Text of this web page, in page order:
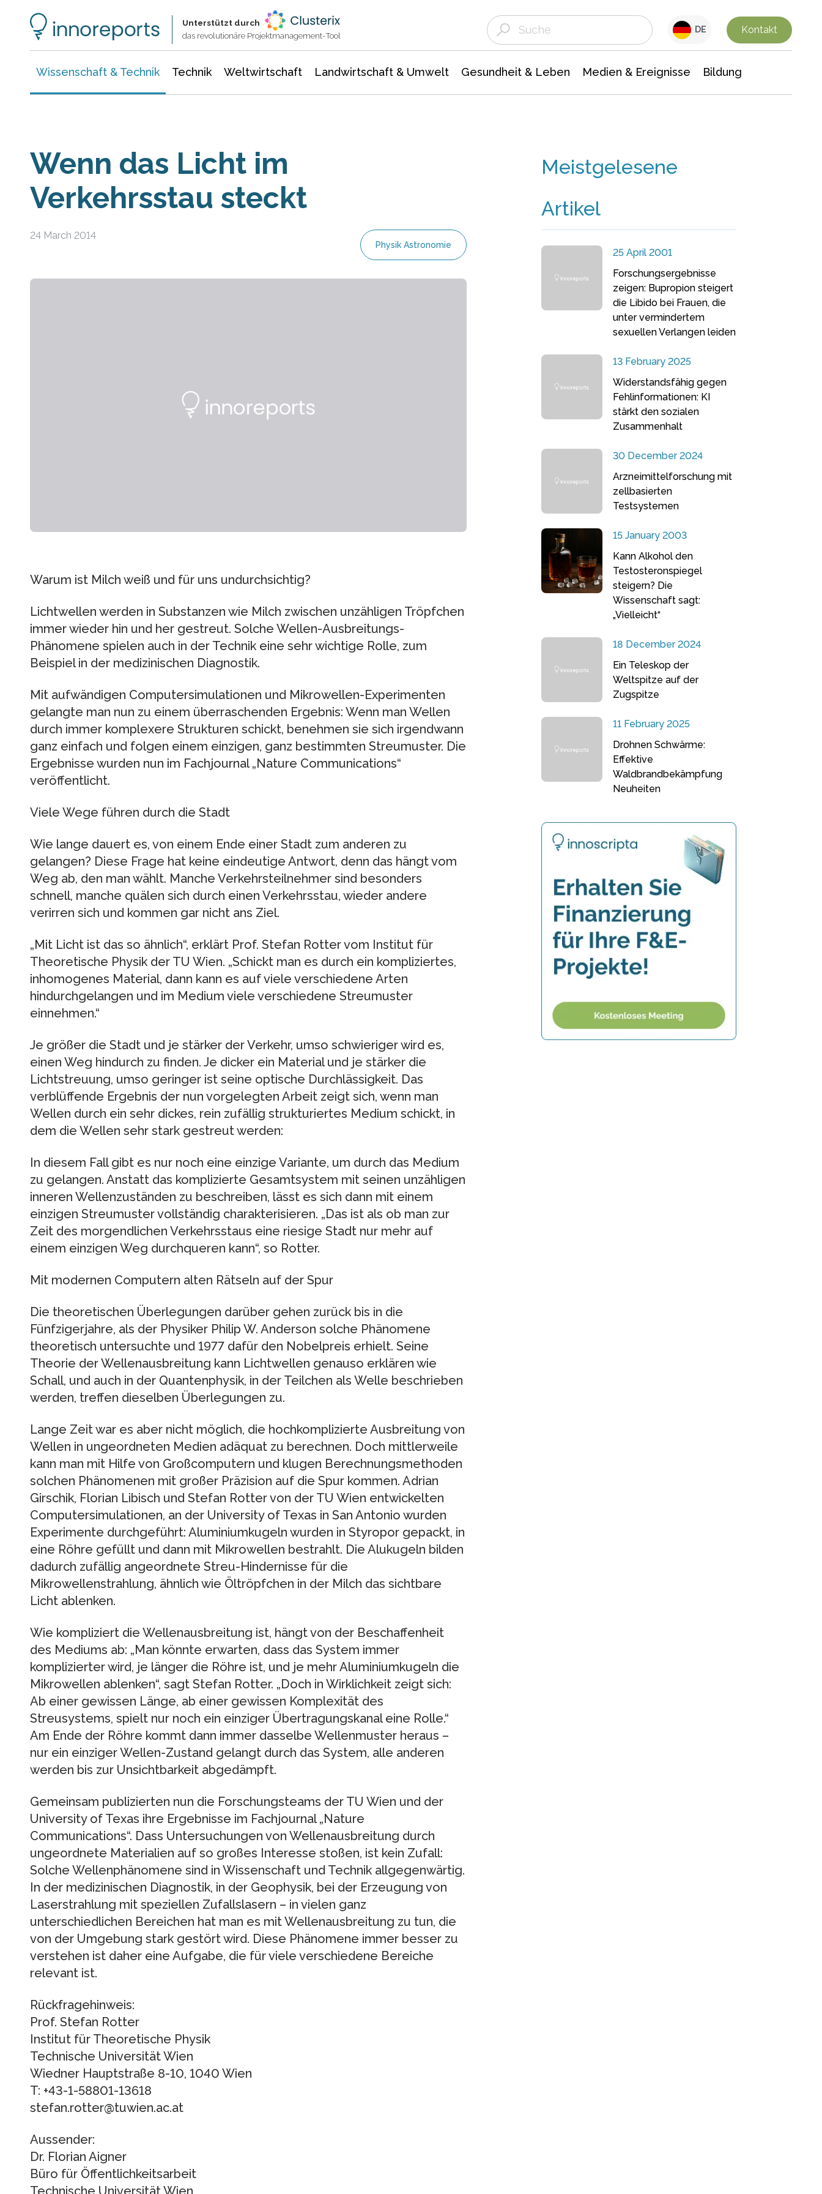
Unterstützt durch
das revolutionäre Projektmanagement-Tool
DE Kontakt
Wissenschaft & Technik Technik Weltwirtschaft Landwirtschaft & Umwelt Gesundheit & Leben Medien & Ereignisse Bildung
Wenn das Licht im
Verkehrsstau steckt
24 March 2014
Physik Astronomie
Warum ist Milch weiß und für uns undurchsichtig?
Lichtwellen werden in Substanzen wie Milch zwischen unzähligen Tröpfchen
immer wieder hin und her gestreut. Solche Wellen-Ausbreitungs-
Phänomene spielen auch in der Technik eine sehr wichtige Rolle, zum
Beispiel in der medizinischen Diagnostik.
Mit aufwändigen Computersimulationen und Mikrowellen-Experimenten
gelangte man nun zu einem überraschenden Ergebnis: Wenn man Wellen
durch immer komplexere Strukturen schickt, benehmen sie sich irgendwann
ganz einfach und folgen einem einzigen, ganz bestimmten Streumuster. Die
Ergebnisse wurden nun im Fachjournal „Nature Communications“
veröffentlicht.
Viele Wege führen durch die Stadt
Wie lange dauert es, von einem Ende einer Stadt zum anderen zu
gelangen? Diese Frage hat keine eindeutige Antwort, denn das hängt vom
Weg ab, den man wählt. Manche Verkehrsteilnehmer sind besonders
schnell, manche quälen sich durch einen Verkehrsstau, wieder andere
verirren sich und kommen gar nicht ans Ziel.
„Mit Licht ist das so ähnlich“, erklärt Prof. Stefan Rotter vom Institut für
Theoretische Physik der TU Wien. „Schickt man es durch ein kompliziertes,
inhomogenes Material, dann kann es auf viele verschiedene Arten
hindurchgelangen und im Medium viele verschiedene Streumuster
einnehmen.“
Je größer die Stadt und je stärker der Verkehr, umso schwieriger wird es,
einen Weg hindurch zu finden. Je dicker ein Material und je stärker die
Lichtstreuung, umso geringer ist seine optische Durchlässigkeit. Das
verblüffende Ergebnis der nun vorgelegten Arbeit zeigt sich, wenn man
Wellen durch ein sehr dickes, rein zufällig strukturiertes Medium schickt, in
dem die Wellen sehr stark gestreut werden:
In diesem Fall gibt es nur noch eine einzige Variante, um durch das Medium
zu gelangen. Anstatt das komplizierte Gesamtsystem mit seinen unzähligen
inneren Wellenzuständen zu beschreiben, lässt es sich dann mit einem
einzigen Streumuster vollständig charakterisieren. „Das ist als ob man zur
Zeit des morgendlichen Verkehrsstaus eine riesige Stadt nur mehr auf
einem einzigen Weg durchqueren kann“, so Rotter.
Mit modernen Computern alten Rätseln auf der Spur
Die theoretischen Überlegungen darüber gehen zurück bis in die
Fünfzigerjahre, als der Physiker Philip W. Anderson solche Phänomene
theoretisch untersuchte und 1977 dafür den Nobelpreis erhielt. Seine
Theorie der Wellenausbreitung kann Lichtwellen genauso erklären wie
Schall, und auch in der Quantenphysik, in der Teilchen als Welle beschrieben
werden, treffen dieselben Überlegungen zu.
Lange Zeit war es aber nicht möglich, die hochkomplizierte Ausbreitung von
Wellen in ungeordneten Medien adäquat zu berechnen. Doch mittlerweile
kann man mit Hilfe von Großcomputern und klugen Berechnungsmethoden
solchen Phänomenen mit großer Präzision auf die Spur kommen. Adrian
Girschik, Florian Libisch und Stefan Rotter von der TU Wien entwickelten
Computersimulationen, an der University of Texas in San Antonio wurden
Experimente durchgeführt: Aluminiumkugeln wurden in Styropor gepackt, in
eine Röhre gefüllt und dann mit Mikrowellen bestrahlt. Die Alukugeln bilden
dadurch zufällig angeordnete Streu-Hindernisse für die
Mikrowellenstrahlung, ähnlich wie Öltröpfchen in der Milch das sichtbare
Licht ablenken.
Wie kompliziert die Wellenausbreitung ist, hängt von der Beschaffenheit
des Mediums ab: „Man könnte erwarten, dass das System immer
komplizierter wird, je länger die Röhre ist, und je mehr Aluminiumkugeln die
Mikrowellen ablenken“, sagt Stefan Rotter. „Doch in Wirklichkeit zeigt sich:
Ab einer gewissen Länge, ab einer gewissen Komplexität des
Streusystems, spielt nur noch ein einziger Übertragungskanal eine Rolle.“
Am Ende der Röhre kommt dann immer dasselbe Wellenmuster heraus –
nur ein einziger Wellen-Zustand gelangt durch das System, alle anderen
werden bis zur Unsichtbarkeit abgedämpft.
Gemeinsam publizierten nun die Forschungsteams der TU Wien und der
University of Texas ihre Ergebnisse im Fachjournal „Nature
Communications“. Dass Untersuchungen von Wellenausbreitung durch
ungeordnete Materialien auf so großes Interesse stoßen, ist kein Zufall:
Solche Wellenphänomene sind in Wissenschaft und Technik allgegenwärtig.
In der medizinischen Diagnostik, in der Geophysik, bei der Erzeugung von
Laserstrahlung mit speziellen Zufallslasern – in vielen ganz
unterschiedlichen Bereichen hat man es mit Wellenausbreitung zu tun, die
von der Umgebung stark gestört wird. Diese Phänomene immer besser zu
verstehen ist daher eine Aufgabe, die für viele verschiedene Bereiche
relevant ist.
Rückfragehinweis:
Prof. Stefan Rotter
Institut für Theoretische Physik
Technische Universität Wien
Wiedner Hauptstraße 8-10, 1040 Wien
T: +43-1-58801-13618
stefan.rotter@tuwien.ac.at
Aussender:
Dr. Florian Aigner
Büro für Öffentlichkeitsarbeit
Meistgelesene
Artikel
25 April 2001
Forschungsergebnisse
zeigen: Bupropion steigert
die Libido bei Frauen, die
unter vermindertem
sexuellen Verlangen leiden
13 February 2025
Widerstandsfähig gegen
Fehlinformationen: KI
stärkt den sozialen
Zusammenhalt
30 December 2024
Arzneimittelforschung mit
zellbasierten
Testsystemen
15 January 2003
Kann Alkohol den
Testosteronspiegel
steigern? Die
Wissenschaft sagt:
„Vielleicht“
18 December 2024
Ein Teleskop der
Weltspitze auf der
Zugspitze
11 February 2025
Drohnen Schwärme:
Effektive
Waldbrandbekämpfung
Neuheiten